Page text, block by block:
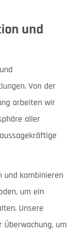
und
Von der
arbeiten wir
aller
und kombinieren
um ein
Unsere
um